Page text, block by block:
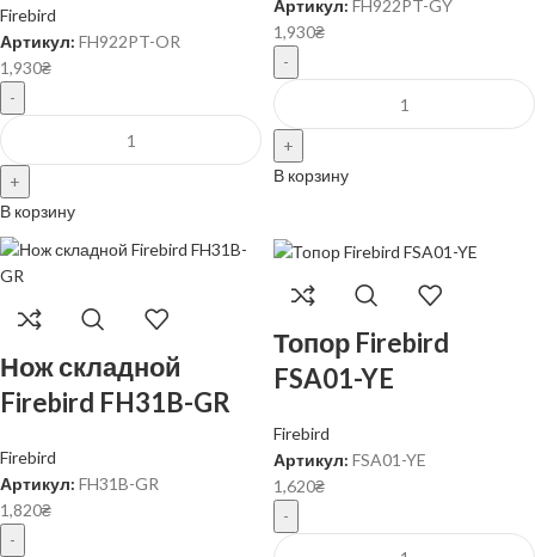
Firebird
Артикул: FH922PT-OR
1,930₴
В корзину
Артикул: FH922PT-GY
1,930₴
В корзину
Нож складной
Firebird FH31B-GR
Firebird
Артикул: FH31B-GR
1,820₴
Топор Firebird
FSA01-YE
Firebird
Артикул: FSA01-YE
1,620₴